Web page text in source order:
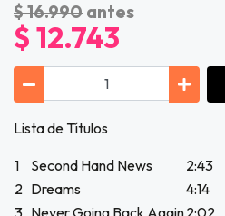
$ 16.990 antes
$ 12.743
Lista de Títulos
1 Second Hand News
2:43
2 Dreams
4:14